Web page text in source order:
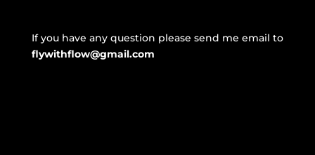
If you have any question please send me email to
flywithflow@gmail.com